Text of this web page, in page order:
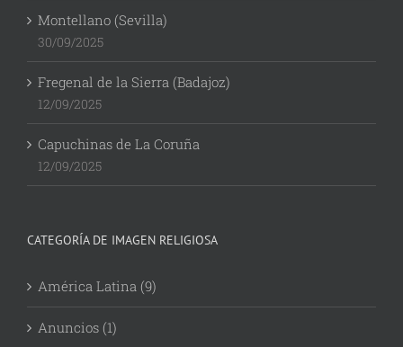
Montellano (Sevilla)
30/09/2025
Fregenal de la Sierra (Badajoz)
12/09/2025
Capuchinas de La Coruña
12/09/2025
CATEGORÍA DE IMAGEN RELIGIOSA
América Latina (9)
Anuncios (1)